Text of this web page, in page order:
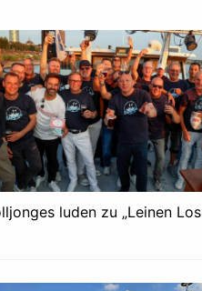
luden zu „Leinen Los